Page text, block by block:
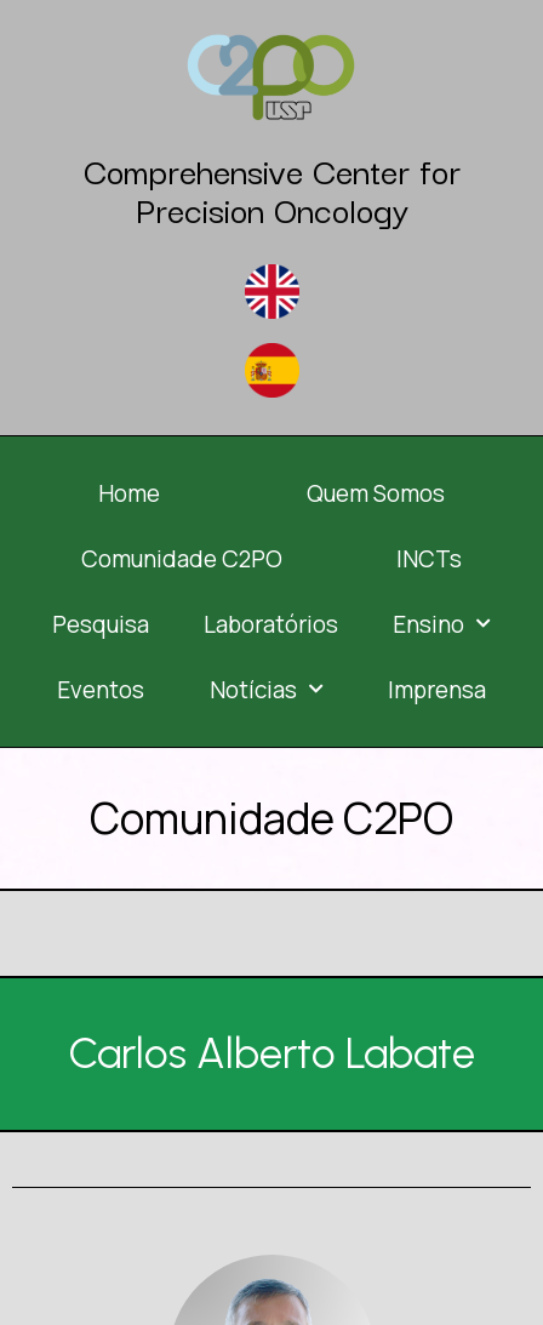
Comprehensive Center for
Precision Oncology
Home Quem Somos
Comunidade C2PO INCTs
Pesquisa Laboratórios Ensino
Eventos Notícias Imprensa
Comunidade C2PO
Carlos Alberto Labate